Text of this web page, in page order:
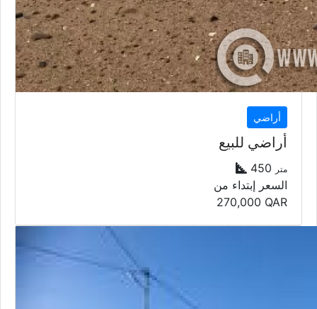
أراضي
أراضي للبيع
450 متر
السعر إبتداء من
270,000 QAR